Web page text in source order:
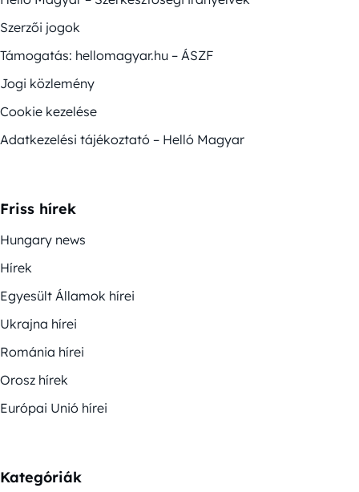
Szerzői jogok
Támogatás: hellomagyar.hu – ÁSZF
Jogi közlemény
Cookie kezelése
Adatkezelési tájékoztató – Helló Magyar
Friss hírek
Hungary news
Hírek
Egyesült Államok hírei
Ukrajna hírei
Románia hírei
Orosz hírek
Európai Unió hírei
Kategóriák